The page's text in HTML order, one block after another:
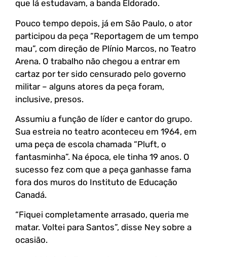
que lá estudavam, a banda Eldorado.
Pouco tempo depois, já em São Paulo, o ator
participou da peça “Reportagem de um tempo
mau”, com direção de Plínio Marcos, no Teatro
Arena. O trabalho não chegou a entrar em
cartaz por ter sido censurado pelo governo
militar – alguns atores da peça foram,
inclusive, presos.
Assumiu a função de líder e cantor do grupo.
Sua estreia no teatro aconteceu em 1964, em
uma peça de escola chamada “Pluft, o
fantasminha”. Na época, ele tinha 19 anos. O
sucesso fez com que a peça ganhasse fama
fora dos muros do Instituto de Educação
Canadá.
“Fiquei completamente arrasado, queria me
matar. Voltei para Santos”, disse Ney sobre a
ocasião.